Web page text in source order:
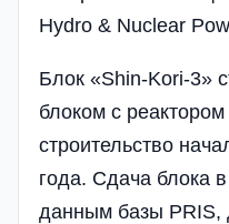
Hydro & Nuclear
Блок «Shin-Kori-3»
блоком с
строительство
года. Сдача блока
данным базы PRIS,